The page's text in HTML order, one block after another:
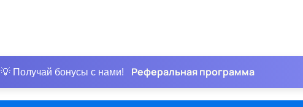
💡 Получай бонусы с нами! Реферальная программа